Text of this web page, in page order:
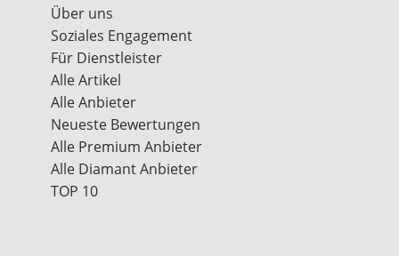
Über uns
Soziales Engagement
Für Dienstleister
Alle Artikel
Alle Anbieter
Neueste Bewertungen
Alle Premium Anbieter
Alle Diamant Anbieter
TOP 10